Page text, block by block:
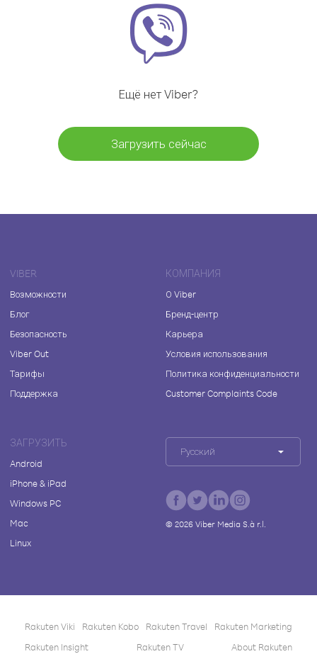
Ещё нет Viber?
Загрузить сейчас
VIBER
Возможности
Блог
Безопасность
Viber Out
Тарифы
Поддержка
КОМПАНИЯ
О Viber
Бренд-центр
Карьера
Условия использования
Политика конфиденциальности
Customer Complaints Code
ЗАГРУЗИТЬ
Android
iPhone & iPad
Windows PC
Mac
Linux
Русский
© 2026Viber Media S.à r.l.
Rakuten Viki Rakuten Kobo Rakuten Travel
Rakuten Marketing
Rakuten Insight
Rakuten TV About Rakuten